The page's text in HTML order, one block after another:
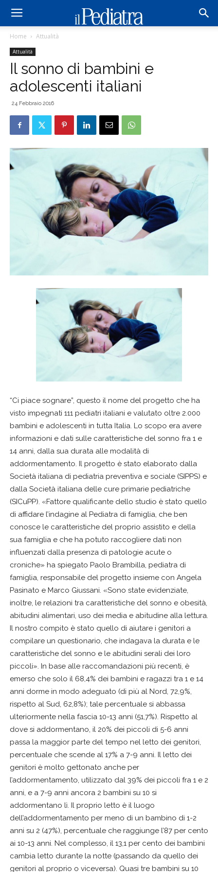
Home Attualità
Attualità
Il sonno di bambini e
adolescenti italiani
24 Febbraio 2016
“Ci piace sognare”, questo il nome del progetto che ha
visto impegnati 111 pediatri italiani e valutato oltre 2.000
bambini e adolescenti in tutta Italia. Lo scopo era avere
informazioni e dati sulle caratteristiche del sonno fra 1 e
14 anni, dalla sua durata alle modalità di
addormentamento. Il progetto è stato elaborato dalla
Società italiana di pediatria preventiva e sociale (SIPPS) e
dalla Società italiana delle cure primarie pediatriche
(SICuPP). «Fattore qualificante dello studio è stato quello
di affidare l’indagine al Pediatra di famiglia, che ben
conosce le caratteristiche del proprio assistito e della
sua famiglia e che ha potuto raccogliere dati non
influenzati dalla presenza di patologie acute o
croniche» ha spiegato Paolo Brambilla, pediatra di
famiglia, responsabile del progetto insieme con Angela
Pasinato e Marco Giussani. «Sono state evidenziate,
inoltre, le relazioni tra caratteristiche del sonno e obesità,
abitudini alimentari, uso dei media e abitudine alla lettura.
Il nostro compito è stato quello di aiutare i genitori a
compilare un questionario, che indagava la durata e le
caratteristiche del sonno e le abitudini serali dei loro
piccoli». In base alle raccomandazioni più recenti, è
emerso che solo il 68,4% dei bambini e ragazzi tra 1 e 14
anni dorme in modo adeguato (di più al Nord, 72,9%,
rispetto al Sud, 62,8%); tale percentuale si abbassa
ulteriormente nella fascia 10-13 anni (51,7%). Rispetto al
dove si addormentano, il 20% dei piccoli di 5-6 anni
passa la maggior parte del tempo nel letto dei genitori,
percentuale che scende al 17% a 7-9 anni. Il letto dei
genitori è molto gettonato anche per
l’addormentamento, utilizzato dal 39% dei piccoli fra 1 e 2
anni, e a 7-9 anni ancora 2 bambini su 10 si
addormentano lì. Il proprio letto è il luogo
dell’addormentamento per meno di un bambino di 1-2
anni su 2 (47%), percentuale che raggiunge l’87 per cento
ai 10-13 anni. Nel complesso, il 13,1 per cento dei bambini
cambia letto durante la notte (passando da quello dei
genitori al proprio o viceversa). Quasi tre bambini su 10